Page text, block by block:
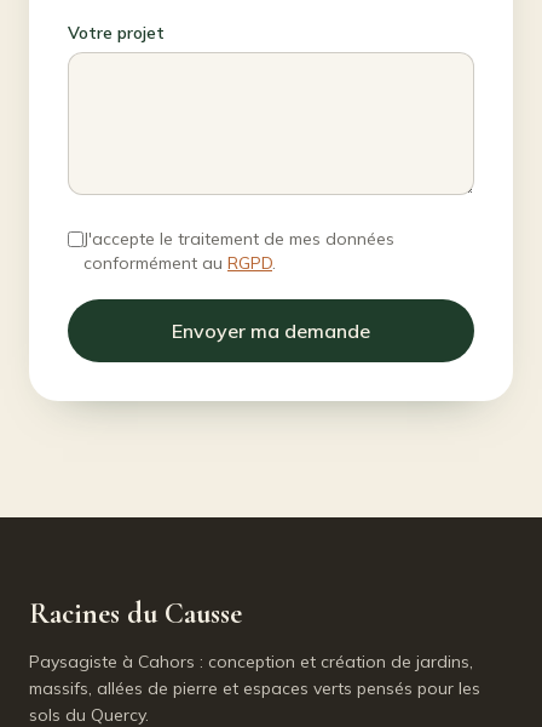
Votre projet
J'accepte le traitement de mes données
conformément au RGPD.
Envoyer ma demande
Racines du Causse
Paysagiste à Cahors : conception et création de jardins,
massifs, allées de pierre et espaces verts pensés pour les
sols du Quercy.